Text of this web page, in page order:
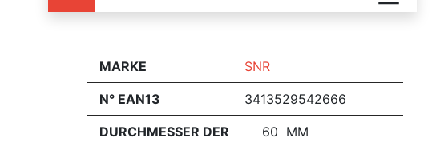
MARKE SNR
N° EAN13 3413529542666
DURCHMESSER DER
60 MM